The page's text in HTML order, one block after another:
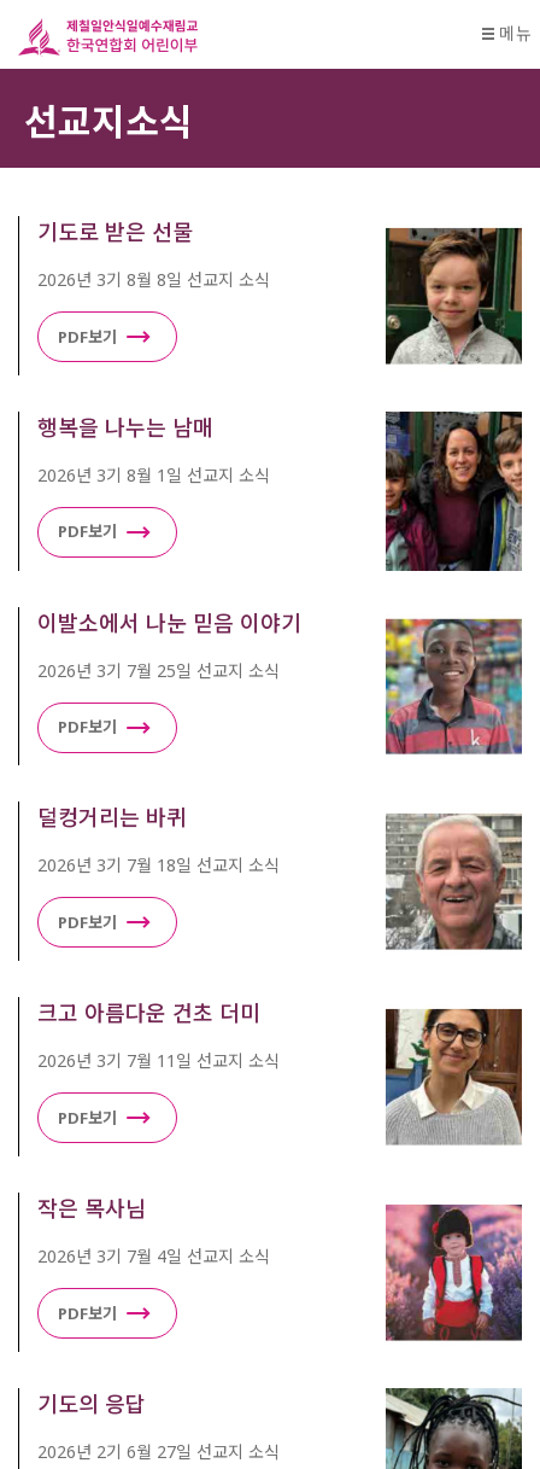
메뉴
선교지소식
기도로 받은 선물
2026년 3기 8월 8일 선교지 소식
PDF보기
행복을 나누는 남매
2026년 3기 8월 1일 선교지 소식
PDF보기
이발소에서 나눈 믿음 이야기
2026년 3기 7월 25일 선교지 소식
PDF보기
덜컹거리는 바퀴
2026년 3기 7월 18일 선교지 소식
PDF보기
크고 아름다운 건초 더미
2026년 3기 7월 11일 선교지 소식
PDF보기
작은 목사님
2026년 3기 7월 4일 선교지 소식
PDF보기
기도의 응답
2026년 2기 6월 27일 선교지 소식